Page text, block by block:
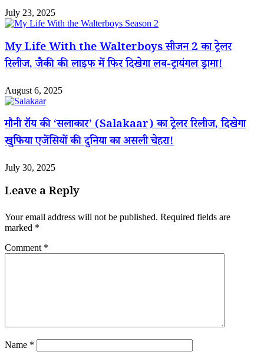
July 23, 2025
My Life With the Walterboys सीजन 2 का ट्रेलर
रिलीज, जैकी की लाइफ में फिर दिखेगा लव-ट्रायंगल ड्रामा!
August 6, 2025
मौनी रॉय की ‘सलाकार’ (Salakaar) का ट्रेलर रिलीज, दिखेगा
खुफिया एजेंसियों की दुनिया का असली चेहरा!
July 30, 2025
Leave a Reply
Your email address will not be published. Required fields are
marked *
Comment *
Name *